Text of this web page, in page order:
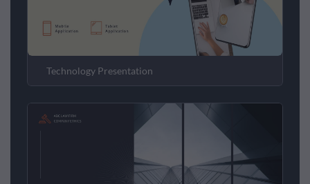
Technology Presentation